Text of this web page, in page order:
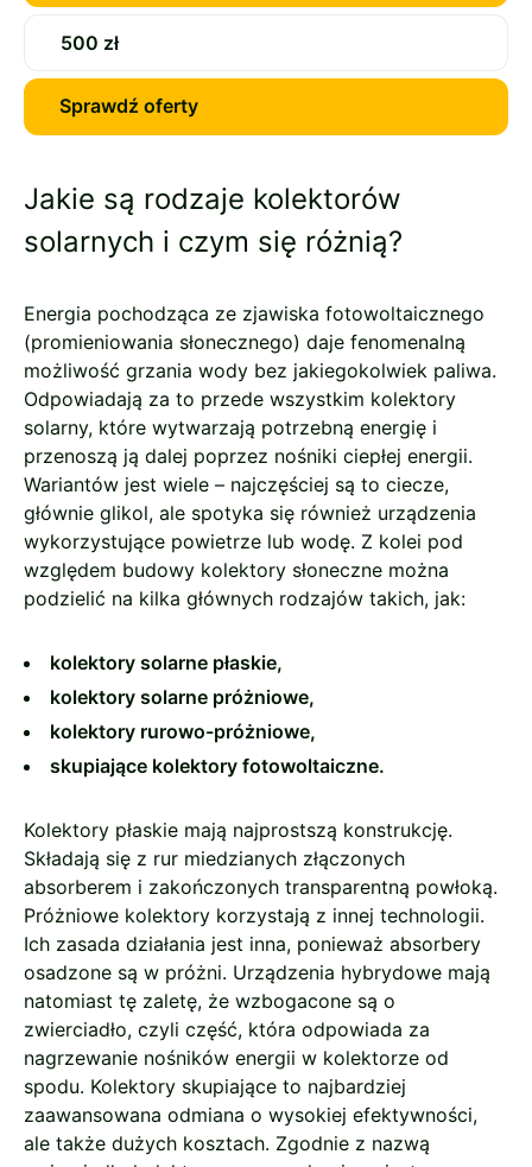
500 zł
Sprawdź oferty
Jakie są rodzaje kolektorów
solarnych i czym się różnią?
Energia pochodząca ze zjawiska fotowoltaicznego
(promieniowania słonecznego) daje fenomenalną
możliwość grzania wody bez jakiegokolwiek paliwa.
Odpowiadają za to przede wszystkim kolektory
solarny, które wytwarzają potrzebną energię i
przenoszą ją dalej poprzez nośniki ciepłej energii.
Wariantów jest wiele – najczęściej są to ciecze,
głównie glikol, ale spotyka się również urządzenia
wykorzystujące powietrze lub wodę. Z kolei pod
względem budowy kolektory słoneczne można
podzielić na kilka głównych rodzajów takich, jak:
kolektory solarne płaskie,
kolektory solarne próżniowe,
kolektory rurowo-próżniowe,
skupiające kolektory fotowoltaiczne.
Kolektory płaskie mają najprostszą konstrukcję.
Składają się z rur miedzianych złączonych
absorberem i zakończonych transparentną powłoką.
Próżniowe kolektory korzystają z innej technologii.
Ich zasada działania jest inna, ponieważ absorbery
osadzone są w próżni. Urządzenia hybrydowe mają
natomiast tę zaletę, że wzbogacone są o
zwierciadło, czyli część, która odpowiada za
nagrzewanie nośników energii w kolektorze od
spodu. Kolektory skupiające to najbardziej
zaawansowana odmiana o wysokiej efektywności,
ale także dużych kosztach. Zgodnie z nazwą